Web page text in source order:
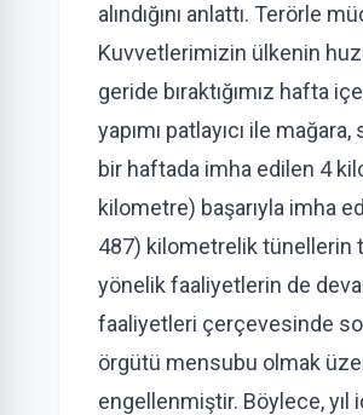
alındığını anlattı. Terörle
Kuvvetlerimizin ülkenin
geride bıraktığımız hafta
yapımı patlayıcı ile
bir haftada imha edilen 4
kilometre) başarıyla imha
487) kilometrelik tünellerin
yönelik faaliyetlerin de
faaliyetleri çerçevesinde
örgütü mensubu olmak
engellenmiştir. Böylece, yıl